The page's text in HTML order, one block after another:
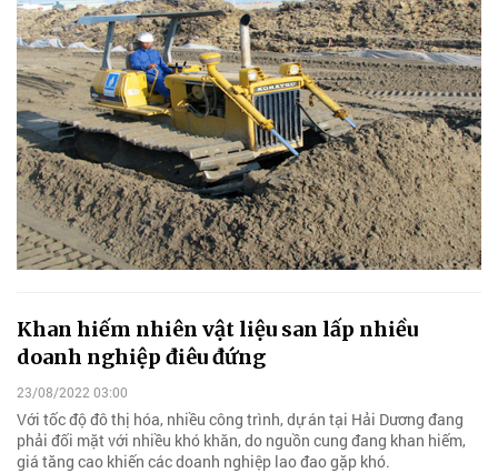
Khan hiếm nhiên vật liệu san lấp nhiều
doanh nghiệp điêu đứng
23/08/2022 03:00
Với tốc độ đô thị hóa, nhiều công trình, dự án tại Hải Dương đang
phải đối mặt với nhiều khó khăn, do nguồn cung đang khan hiếm,
giá tăng cao khiến các doanh nghiệp lao đao gặp khó.